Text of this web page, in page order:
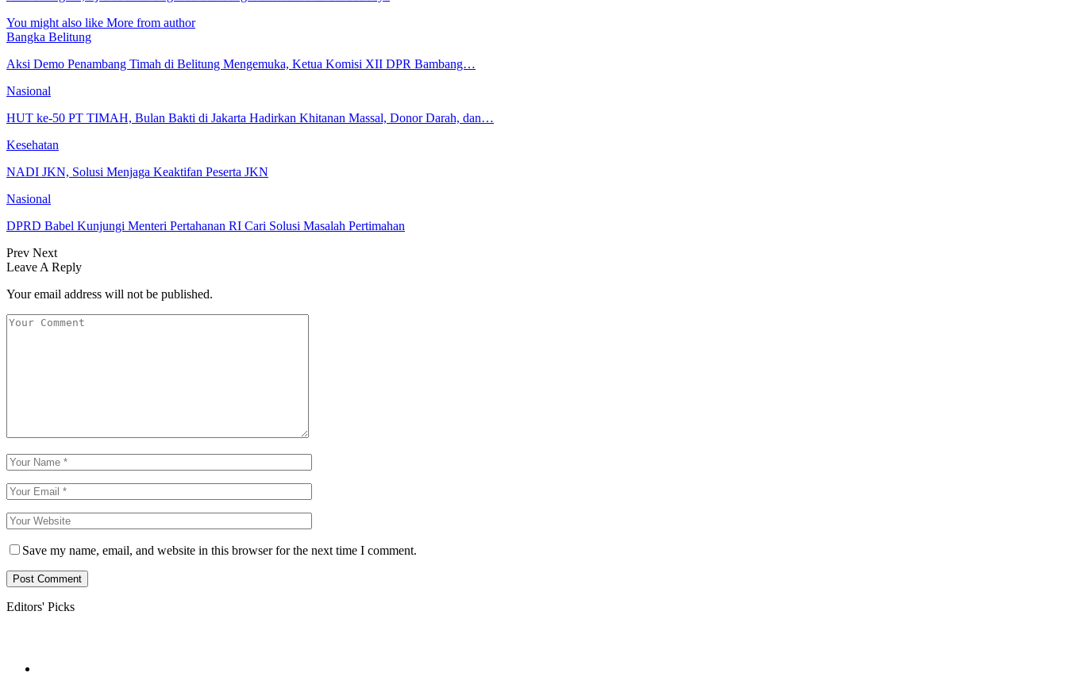
You might also like More from author
Bangka Belitung
Aksi Demo Penambang Timah di Belitung Mengemuka, Ketua Komisi XII DPR Bambang…
Nasional
HUT ke-50 PT TIMAH, Bulan Bakti di Jakarta Hadirkan Khitanan Massal, Donor Darah, dan…
Kesehatan
NADI JKN, Solusi Menjaga Keaktifan Peserta JKN
Nasional
DPRD Babel Kunjungi Menteri Pertahanan RI Cari Solusi Masalah Pertimahan
Prev Next
Leave A Reply
Your email address will not be published.
Save my name, email, and website in this browser for the next time I comment.
Editors' Picks